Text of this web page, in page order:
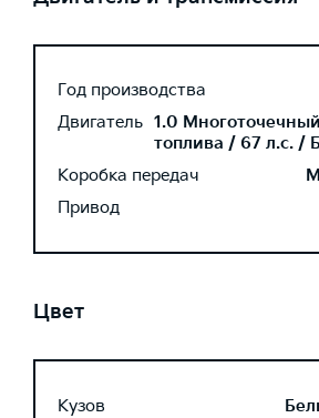
Год производства
Двигатель 1.0
топлива / 67 л.с. /
Коробка передач
Привод
Цвет
Кузов